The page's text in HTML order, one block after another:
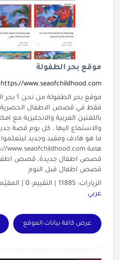
موقع بحر الطفولة
https://www.seaofchildhood.com
موقع بحر الطفولة من نحن ؟
فقط في قصص الاطفال الحصرية
باللغتين العربية والانجليزية مع
والاستماع اليها ، كل يوم قصة
ما هو هادف ومفيد وجديد ليتعلموا
قصص اطفال جديدة, قصص اطفال
قصص اطفال قبل النوم
الزيارات: 11885 | التقييم: 0 | المقيّمين: 0 | الدولة:
عربي
عرض كافة بيانات الموقع